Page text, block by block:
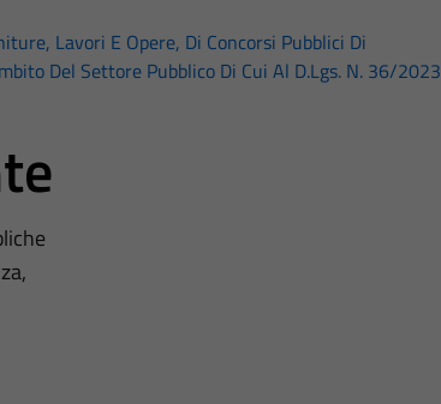
Lavori E Opere, Di Concorsi Pubblici Di
Del Settore Pubblico Di Cui Al D.Lgs. N. 36/2023